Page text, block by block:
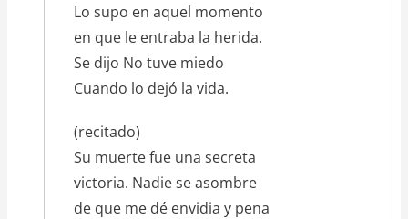
Lo supo en aquel momento
en que le entraba la herida.
Se dijo No tuve miedo
Cuando lo dejó la vida.
(recitado)
Su muerte fue una secreta
victoria. Nadie se asombre
de que me dé envidia y pena